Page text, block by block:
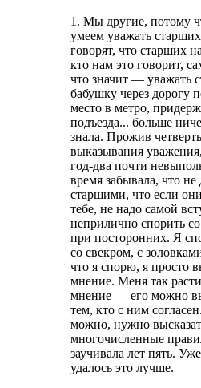
1. Мы другие, потому
умеем уважать
говорят, что старших
кто нам это говорит,
что значит — уважать
бабушку через дорогу
место в метро,
подъезда... больше
знала. Прожив
выказывания
год-два почти
время забывала, что
старшими, что если
тебе, не надо самой
неприлично спорить
при посторонних. Я
со свекром, с
что я спорю, я просто
мнение. Меня так
мнение — его можно
тем, кто с ним
можно, нужно
многочисленные
заучивала лет пять.
удалось это лучше.